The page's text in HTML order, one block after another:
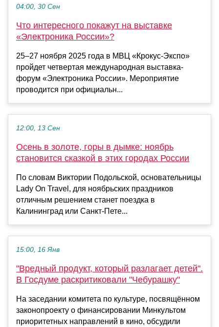
04:00, 30 Сен
Что интересного покажут на выставке
«Электроника России»?
25–27 ноября 2025 года в МВЦ «Крокус-Экспо»
пройдет четвертая международная выставка-
форум «Электроника России». Мероприятие
проводится при официальн...
12:00, 13 Сен
Осень в золоте, горы в дымке: ноябрь
становится сказкой в этих городах России
По словам Виктории Подольской, основательницы
Lady On Travel, для ноябрьских праздников
отличным решением станет поездка в
Калининград или Санкт-Пете...
15:00, 16 Янв
"Вредный продукт, который разлагает детей".
В Госдуме раскритиковали "Чебурашку"
На заседании комитета по культуре, посвящённом
законопроекту о финансировании Минкультом
приоритетных направлений в кино, обсудили